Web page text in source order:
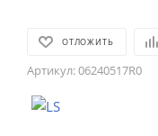
ОТЛОЖИТЬ
Артикул:06240517R0